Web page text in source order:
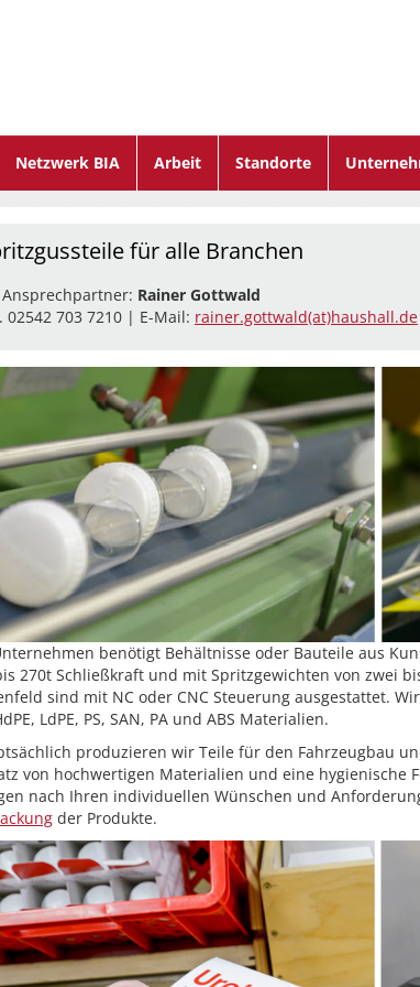
Netzwerk BIA Arbeit Standorte
für alle Branchen
Rainer Gottwald
02542 703 7210 | E-Mail: rainer.gottwald(at)haushall.de
benötigt Behältnisse oder Bauteile aus
270t Schließkraft und mit Spritzgewichten von zwei
sind mit NC oder CNC Steuerung ausgestattet.
LdPE, PS, SAN, PA und ABS Materialien.
produzieren wir Teile für den Fahrzeugbau
von hochwertigen Materialien und eine hygienische
nach Ihren individuellen Wünschen und
der Produkte.